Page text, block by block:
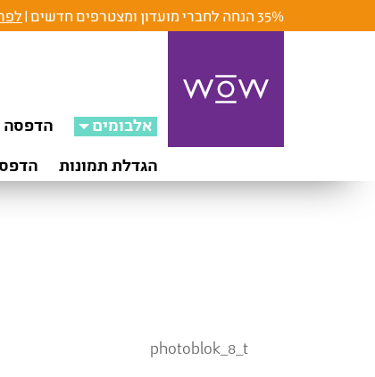
35% הנחה לחברי מועדון ומצטרפים חדשים |
אלבומים הדפסה
הגדלת תמונות
photoblok_8_t